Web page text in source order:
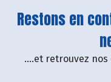
Restons en
....et retrouvez